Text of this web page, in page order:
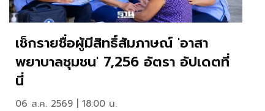
เช็กรายชื่อผู้มีสิทธิ์สัมภาษณ์ 'อาสา
พยาบาลชุมชน' 7,256 อัตรา อัปเดตที่
นี่
06 ส.ค. 2569 | 18:00 น.